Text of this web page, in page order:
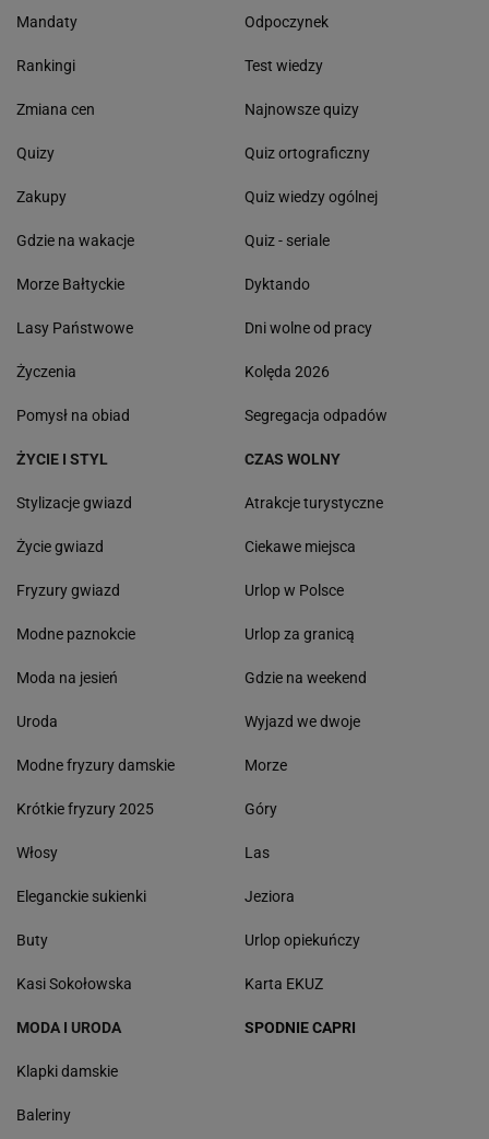
Mandaty
Rankingi
Zmiana cen
Quizy
Zakupy
Gdzie na wakacje
Morze Bałtyckie
Lasy Państwowe
Życzenia
Pomysł na obiad
Odpoczynek
Test wiedzy
Najnowsze quizy
Quiz ortograficzny
Quiz wiedzy ogólnej
Quiz - seriale
Dyktando
Dni wolne od pracy
Kolęda 2026
Segregacja odpadów
ŻYCIE I STYL
Stylizacje gwiazd
Życie gwiazd
Fryzury gwiazd
Modne paznokcie
Moda na jesień
Uroda
Modne fryzury damskie
Krótkie fryzury 2025
Włosy
Eleganckie sukienki
Buty
Kasi Sokołowska
CZAS WOLNY
Atrakcje turystyczne
Ciekawe miejsca
Urlop w Polsce
Urlop za granicą
Gdzie na weekend
Wyjazd we dwoje
Morze
Góry
Las
Jeziora
Urlop opiekuńczy
Karta EKUZ
MODA I URODA
Klapki damskie
Baleriny
SPODNIE CAPRI